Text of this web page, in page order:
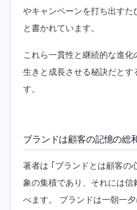
やキャンペーンを打ち出すた
と書かれています。
これら一貫性と継続的な進化
生きと成長させる秘訣だとす
す。
ブランドは顧客の記憶の総
著者は ｢ブランドとは顧客の
象の集積であり、それには
べます。 ブランドは一朝一